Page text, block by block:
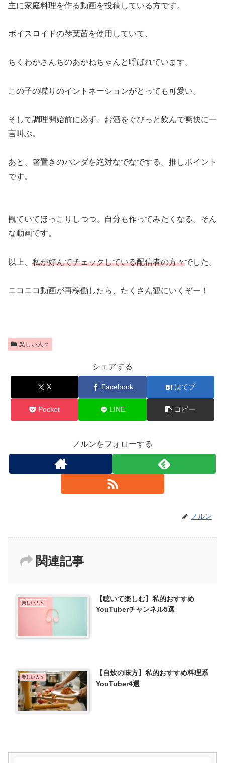
主に家庭料理を作る動画を投稿している方です。
ボイスロイドの琴葉茜を使用していて、
ちくわかさんちのあかねちゃんと呼ばれています。
この子の喋りのイントネーションがとっても可愛い。
そして調理開始前に必ず、お酒をぐびっと飲んで爽快に一
言叫ぶ。
あと、箸置きのパンダを絶対なでなでする。推しポイント
です。
観ていてほっこりしつつ、自分も作ってみたくなる。そん
な動画です。
以上、 私が好んでチェックしている配信者の方々でした。
ニコニコ動画が再稼働したら、たくさん観にいくぞー！
楽しい人々
シェアする
X Facebook はてブ
Pocket LINE コピー
ノルンをフォローする
ノルン
関連記事
楽しい人々
【聴いて楽しむ】私的おすすめ
YouTuberチャンネル5選
楽しい人々
【自炊の味方】私的おすすめ料理系
YouTuber4選